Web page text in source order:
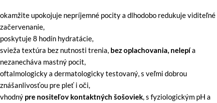
okamžite upokojuje nepríjemné pocity a dlhodobo redukuje viditeľné
začervenanie,
poskytuje 8 hodín hydratácie,
svieža textúra bez nutnosti trenia, bez oplachovania, nelepía
nezanecháva mastný pocit,
oftalmologicky a dermatologicky testovaný, s veľmi dobrou
znášanlivosťou pre pleť i oči,
vhodný pre nositeľov kontaktných šošoviek , s fyziologickým pH a